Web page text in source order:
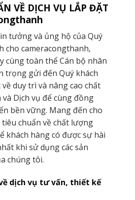
VỀ DỊCH VỤ LẮP ĐẶT
tưởng và ủng hộ của Quý
cho cameracongthanh,
cùng toàn thể Cán bộ nhân
trọng gửi đến Quý khách
duy trì và nâng cao chất
Dịch vụ để cùng đồng
bền vững. Mang đến cho
chuẩn về chất lượng
khách hàng có được sự hài
khi sử dụng các sản
chúng tôi.
dịch vụ tư vấn, thiết kế